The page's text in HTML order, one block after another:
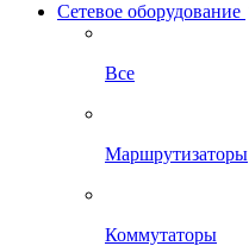
Сетевое оборудование
Все
Маршрутизаторы
Коммутаторы